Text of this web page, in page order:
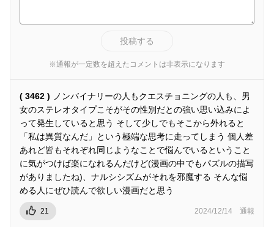
投稿する
※通報が一定数を超えたコメントは非表示になります
( 3462 )
ノンバイナリーの人もクエスチョニングの人も、男
女のステレオタイプこそがその性別だとの強い思い込みによ
って発生していると思う そして少しでもそこから外れると
「私は異質なんだ」という極端な思考に走ってしまう 個人差
あれど皆もそれぞれ同じようなことで悩んでいるということ
に気がつけば楽になれるんだけど(漫画の中でもパズルの描写
がありましたね)、ナルシシズムがそれを邪魔する そんな悩
める人にぜひ読んで欲しい漫画だと思う
21 2024/12/14 通報